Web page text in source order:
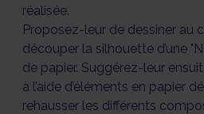
réalisée.
Proposez-leur de dessiner au
découper la silhouette d’une
de papier. Suggérez-leur
à l’aide d’éléments en papier
rehausser les différents